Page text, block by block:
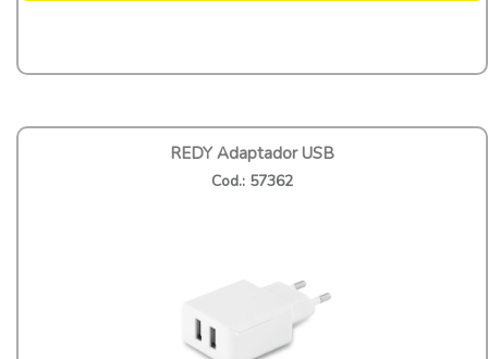
REDY Adaptador USB
Cod.: 57362